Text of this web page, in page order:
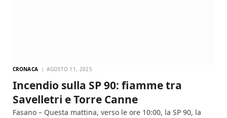
CRONACA AGOSTO 11, 2025
Incendio sulla SP 90: fiamme tra
Savelletri e Torre Canne
Fasano – Questa mattina, verso le ore 10:00, la SP 90, la